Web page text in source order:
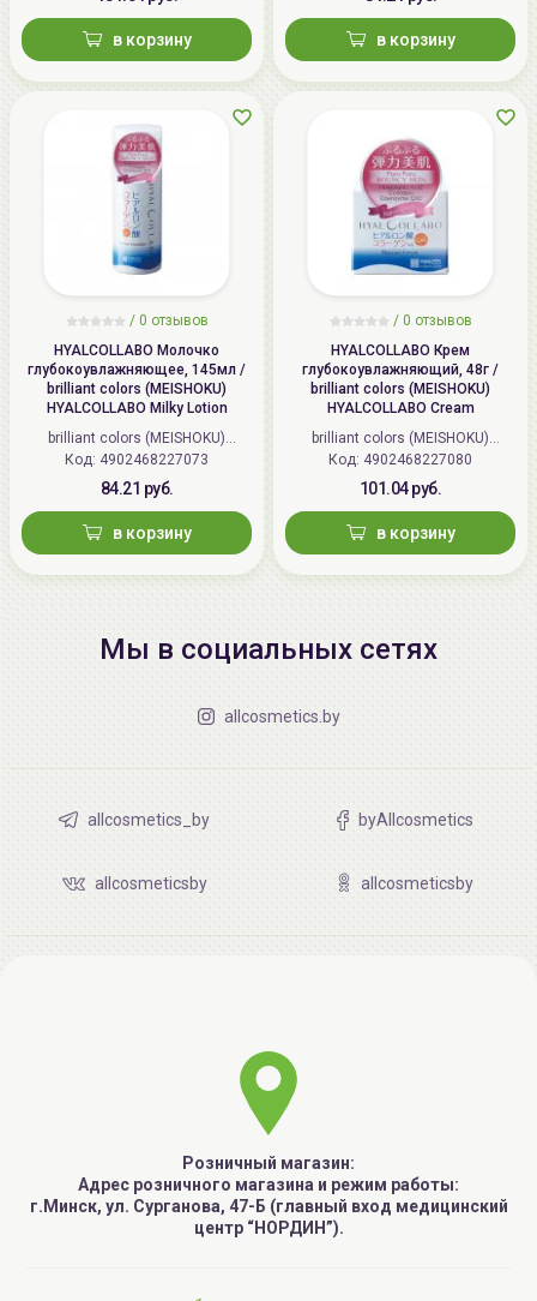
в корзину в корзину
/ 0 отзывов
HYALCOLLABO Молочко
глубокоувлажняющее, 145мл /
brilliant colors (MEISHOKU)
HYALCOLLABO Milky Lotion
brilliant colors (MEISHOKU)
(Япония)
Код: 4902468227073
84.21 руб.
в корзину
/ 0 отзывов
HYALCOLLABO Крем
глубокоувлажняющий, 48г /
brilliant colors (MEISHOKU)
HYALCOLLABO Cream
brilliant colors (MEISHOKU)
(Япония)
Код: 4902468227080
101.04 руб.
в корзину
Мы в социальных сетях
allcosmetics.by
allcosmetics_by byAllcosmetics
allcosmeticsby allcosmeticsby
Розничный магазин:
Адрес розничного магазина и режим работы:
г.Минск, ул. Сурганова, 47-Б (главный вход медицинский
центр “НОРДИН”).